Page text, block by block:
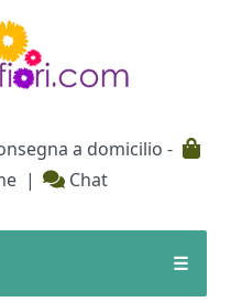
a domicilio -
| Chat
☰